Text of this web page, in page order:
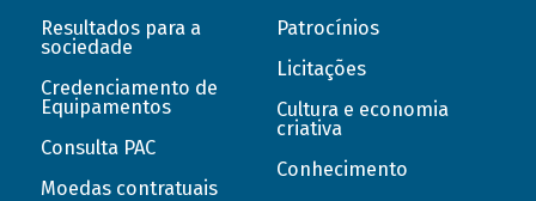
Resultados para a
sociedade
Credenciamento de
Equipamentos
Consulta PAC
Moedas contratuais
Patrocínios
Licitações
Cultura e economia
criativa
Conhecimento